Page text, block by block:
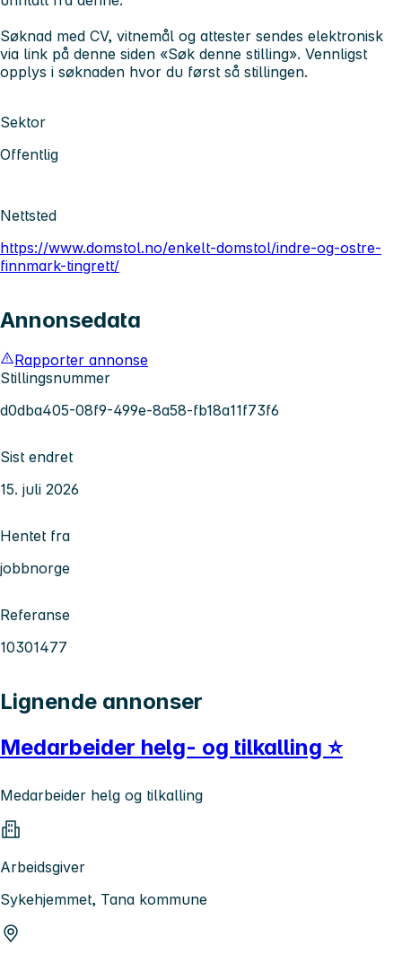
Søknad med CV, vitnemål og attester sendes elektronisk
via link på denne siden «Søk denne stilling». Vennligst
opplys i søknaden hvor du først så stillingen.
Sektor
Offentlig
Nettsted
https://www.domstol.no/enkelt-domstol/indre-og-ostre-
finnmark-tingrett/
Annonsedata
Rapporter annonse
Stillingsnummer
d0dba405-08f9-499e-8a58-fb18a11f73f6
Sist endret
15. juli 2026
Hentet fra
jobbnorge
Referanse
10301477
Lignende annonser
Medarbeider helg- og tilkalling ⭐
Medarbeider helg og tilkalling
Arbeidsgiver
Sykehjemmet, Tana kommune